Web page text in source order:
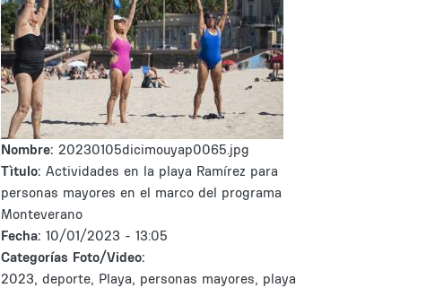
Nombre: 20230105dicimouyap0065.jpg
Tìtulo: Actividades en la playa Ramírez para
personas mayores en el marco del programa
Monteverano
Fecha: 10/01/2023 - 13:05
Categorías Foto/Video:
2023, deporte, Playa, personas mayores, playa